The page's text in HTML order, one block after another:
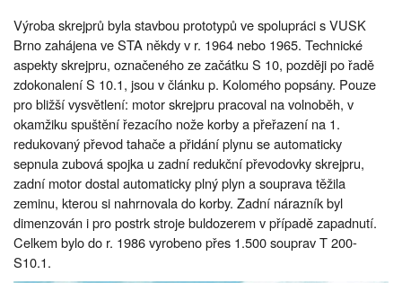
Výroba skrejprů byla stavbou prototypů ve spolupráci s VUSK
Brno zahájena ve STA někdy v r. 1964 nebo 1965. Technické
aspekty skrejpru, označeného ze začátku S 10, později po řadě
zdokonalení S 10.1, jsou v článku p. Kolomého popsány. Pouze
pro bližší vysvětlení: motor skrejpru pracoval na volnoběh, v
okamžiku spuštění řezacího nože korby a přeřazení na 1.
redukovaný převod tahače a přidání plynu se automaticky
sepnula zubová spojka u zadní redukční převodovky skrejpru,
zadní motor dostal automaticky plný plyn a souprava těžila
zeminu, kterou si nahrnovala do korby. Zadní nárazník byl
dimenzován i pro postrk stroje buldozerem v případě zapadnutí.
Celkem bylo do r. 1986 vyrobeno přes 1.500 souprav T 200-
S10.1.